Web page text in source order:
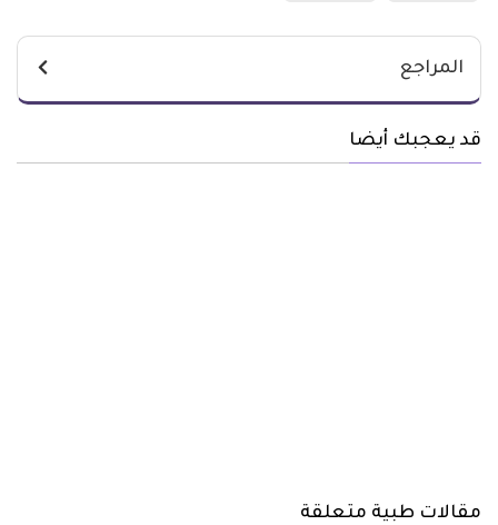
المراجع
قد يعجبك أيضا
مقالات طبية متعلقة